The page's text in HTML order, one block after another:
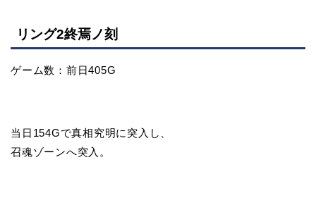
リング2終焉ノ刻
ゲーム数：前日405G
当日154Gで真相究明に突入し、
召魂ゾーンへ突入。